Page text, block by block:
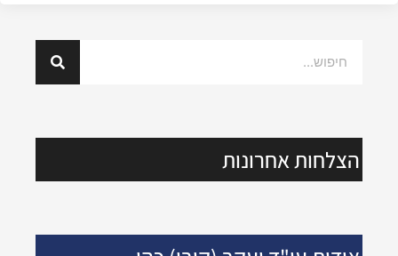
הצלחות אחרונות